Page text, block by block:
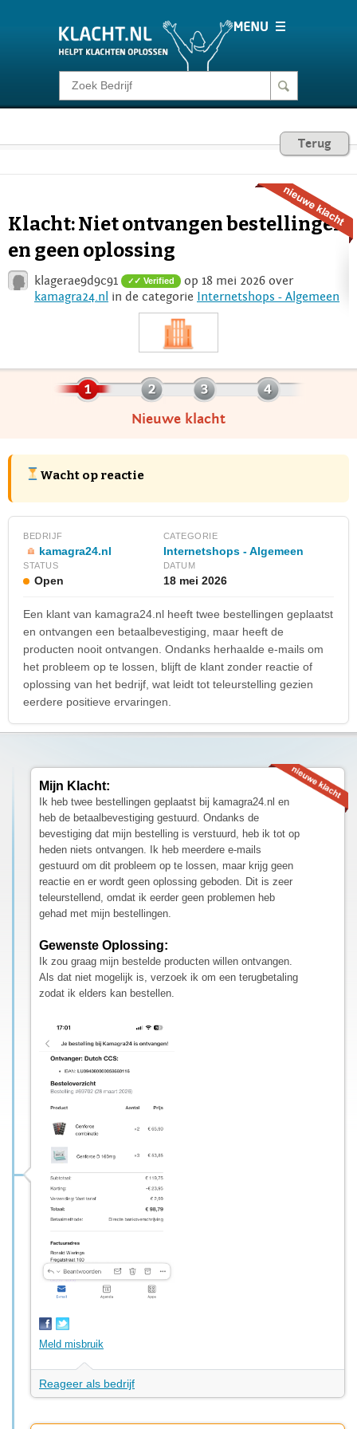
Klacht melden
Consumentenrecht
Voor Bedrijven
Login
Terug
Klacht: Niet ontvangen bestellingen
en geen oplossing
klagerae9d9c91 ✓ Verified
op 18 mei 2026 over
kamagra24.nl in de categorie Internetshops - Algemeen
Nieuwe klacht
Wacht op reactie
BEDRIJF
kamagra24.nl
CATEGORIE
Internetshops - Algemeen
STATUS
Open
DATUM
18 mei 2026
Een klant van kamagra24.nl heeft twee bestellingen geplaatst
en ontvangen een betaalbevestiging, maar heeft de
producten nooit ontvangen. Ondanks herhaalde e-mails om
het probleem op te lossen, blijft de klant zonder reactie of
oplossing van het bedrijf, wat leidt tot teleurstelling gezien
eerdere positieve ervaringen.
Mijn Klacht:
Ik heb twee bestellingen geplaatst bij kamagra24.nl en
heb de betaalbevestiging gestuurd. Ondanks de
bevestiging dat mijn bestelling is verstuurd, heb ik tot op
heden niets ontvangen. Ik heb meerdere e-mails
gestuurd om dit probleem op te lossen, maar krijg geen
reactie en er wordt geen oplossing geboden. Dit is zeer
teleurstellend, omdat ik eerder geen problemen heb
gehad met mijn bestellingen.
Gewenste Oplossing:
Ik zou graag mijn bestelde producten willen ontvangen.
Als dat niet mogelijk is, verzoek ik om een terugbetaling
zodat ik elders kan bestellen.
Meld misbruik
Reageer als bedrijf